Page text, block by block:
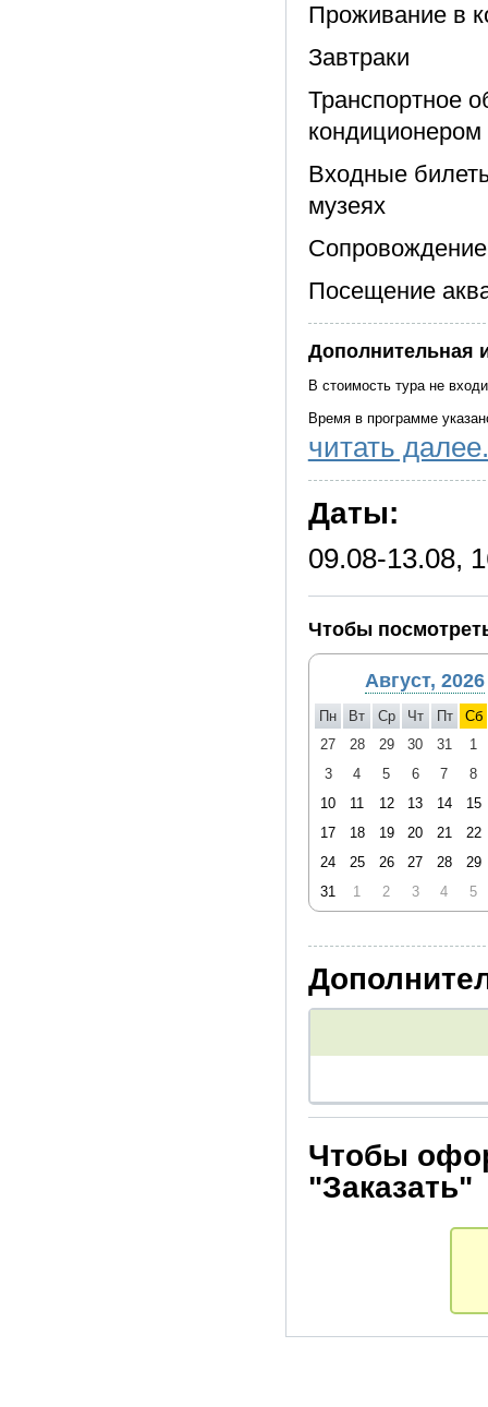
Проживание в
Завтраки
Транспортное
кондиционером
Входные
музеях
Сопровождение
Посещение
Дополнительная
В стоимость тура не
Время в программе
читать
Даты:
09.08-13.08,
Чтобы
Август, 2026
Пн Вт Ср Чт Пт
Сб
27
28 29 30 31
1
3
4 5 6 7
8
10
11 12 13 14
15
17
18 19 20 21
22
24
25 26 27 28
29
31
1 2 3 4 5
Чтобы
"Заказать"